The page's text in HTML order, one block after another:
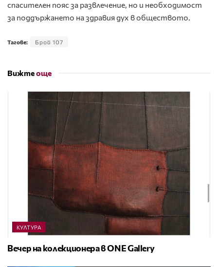
спасителен пояс за развлечение, но и необходимост
за поддържането на здравия дух в обществото.
Тагове: Брой 107
Вижтеоще
КУЛТУРА
Вечер на колекционера в ONE Gallery